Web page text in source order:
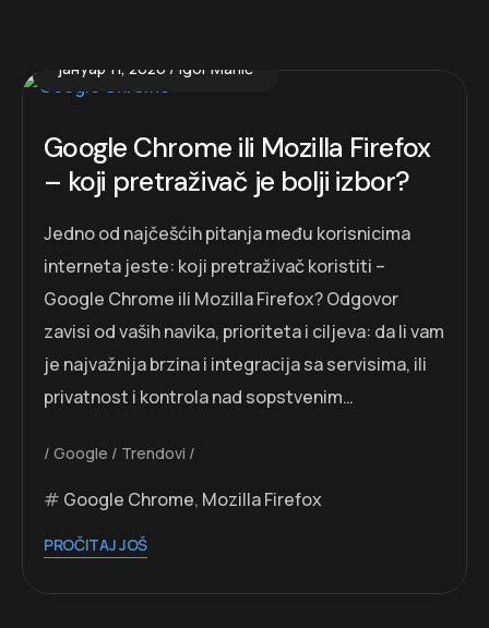
јануар 11, 2026 Igor Manić
Google Chrome ili Mozilla Firefox
– koji pretraživač je bolji izbor?
Jedno od najčešćih pitanja među korisnicima
interneta jeste: koji pretraživač koristiti –
Google Chrome ili Mozilla Firefox? Odgovor
zavisi od vaših navika, prioriteta i ciljeva: da li vam
je najvažnija brzina i integracija sa servisima, ili
privatnost i kontrola nad sopstvenim…
Google Trendovi
Google Chrome, Mozilla Firefox
PROČITAJ JOŠ